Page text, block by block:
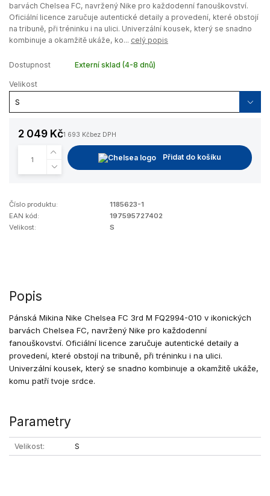
barvách Chelsea FC, navržený Nike pro každodenní fanouškovství.
Oficiální licence zaručuje autentické detaily a provedení, které obstojí
na tribuně, při tréninku i na ulici. Univerzální kousek, který se snadno
kombinuje a okamžitě ukáže, ko... celý popis
Dostupnost Externí sklad (4-8 dnů)
Velikost
2 049 Kč1 693 Kčbez DPH
Přidat do košíku
Číslo produktu:
1185623-1
EAN kód:
197595727402
Velikost:
S
Popis
Pánská Mikina Nike Chelsea FC 3rd M FQ2994-010 v ikonických
barvách Chelsea FC, navržený Nike pro každodenní
fanouškovství. Oficiální licence zaručuje autentické detaily a
provedení, které obstojí na tribuně, při tréninku i na ulici.
Univerzální kousek, který se snadno kombinuje a okamžitě ukáže,
komu patří tvoje srdce.
Parametry
Velikost S